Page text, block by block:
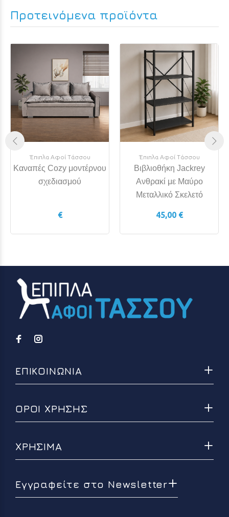
Προτεινόμενα προϊόντα
Έπιπλα Αφοί Τάσσου
Καναπές Cozy μοντέρνου
σχεδιασμού
€
Έπιπλα Αφοί Τάσσου
Βιβλιοθήκη Jackrey
Ανθρακί με Μαύρο
Μεταλλικό Σκελετό
45,00 €
Εγγραφείτε στο Newsletter
ΕΠΙΚΟΙΝΩΝΙΑ
ΟΡΟΙ ΧΡΗΣΗΣ
ΧΡΗΣΙΜΑ